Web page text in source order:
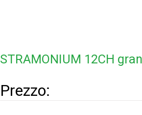
STRAMONIUM 12CH
Prezzo: